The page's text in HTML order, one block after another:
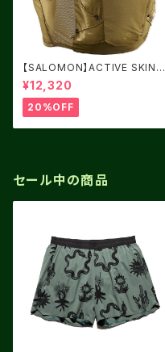
【SALOMON】ACTIVE SKIN 1
2 BRILLIANT OLIVE / Willo
w
¥12,320
20%OFF
セール中の商品